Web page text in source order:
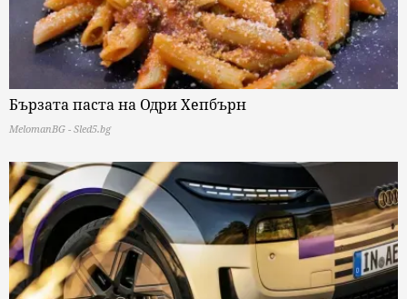
Бързата паста на Одри Хепбърн
MelomanBG - Sled5.bg